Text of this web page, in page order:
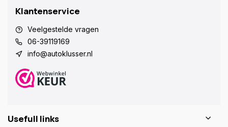
Klantenservice
Veelgestelde vragen
06-39119169
info@autoklusser.nl
Usefull links